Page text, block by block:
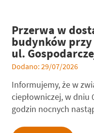
Przerwa w
budynków
ul.
Dodano: 29/07/2026
Informujemy, że w
ciepłowniczej, w dniu
godzin nocnych